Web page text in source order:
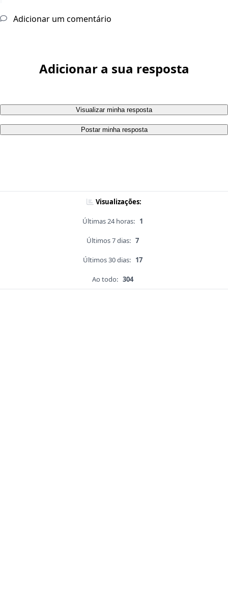
Adicionar um comentário
Adicionar a sua resposta
Visualizar minha resposta
Postar minha resposta
Visualizações:
Últimas 24 horas: 1
Últimos 7 dias: 7
Últimos 30 dias: 17
Ao todo: 304